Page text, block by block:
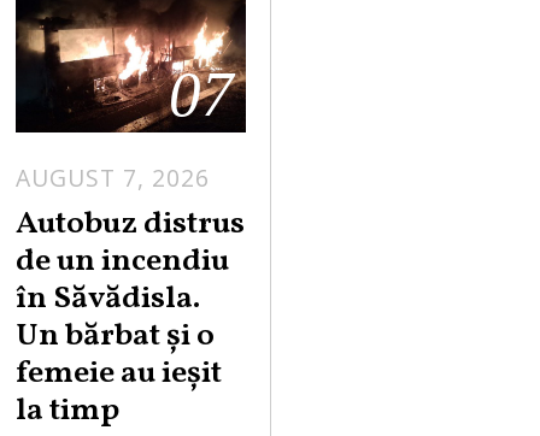
07
AUGUST 7, 2026
Autobuz distrus
de un incendiu
în Săvădisla.
Un bărbat și o
femeie au ieșit
la timp